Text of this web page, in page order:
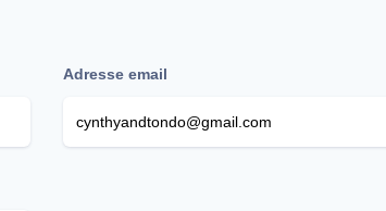
Adresse email